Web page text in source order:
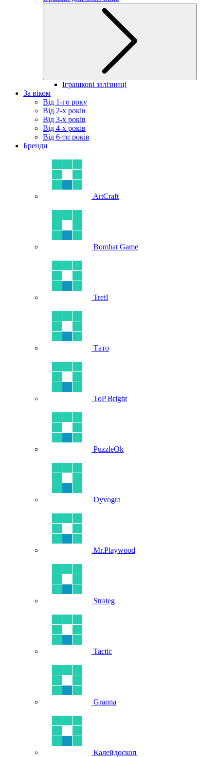
Іграшкові залізниці
За віком
Від 1-го року
Від 2-х років
Від 3-х років
Від 4-х років
Від 6-ти років
Бренди
ArtCraft
Bombat Game
Trefl
Тато
ToP Bright
PuzzleOk
Dyvogra
Mr.Playwood
Strateg
Tactic
Granna
Калейдоскоп